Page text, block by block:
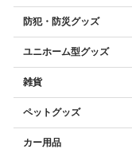
防犯・防災グッズ
ユニホーム型グッズ
雑貨
ペットグッズ
カー用品